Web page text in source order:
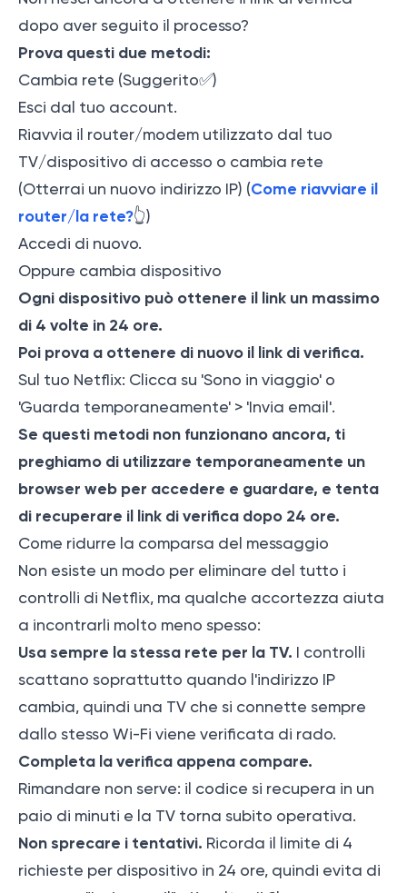
dopo aver seguito il processo?
Prova questi due metodi:
Cambia rete (Suggerito✅)
Esci dal tuo account.
Riavvia il router/modem utilizzato dal tuo
TV/dispositivo di accesso o cambia rete
(Otterrai un nuovo indirizzo IP) (Come riavviare il
router/la rete?👆)
Accedi di nuovo.
Oppure cambia dispositivo
Ogni dispositivo può ottenere il link un massimo
di 4 volte in 24 ore.
Poi prova a ottenere di nuovo il link di verifica.
Sul tuo Netflix: Clicca su 'Sono in viaggio' o
'Guarda temporaneamente' > 'Invia email'.
Se questi metodi non funzionano ancora, ti
preghiamo di utilizzare temporaneamente un
browser web per accedere e guardare, e tenta
di recuperare il link di verifica dopo 24 ore.
Come ridurre la comparsa del messaggio
Non esiste un modo per eliminare del tutto i
controlli di Netflix, ma qualche accortezza aiuta
a incontrarli molto meno spesso:
Usa sempre la stessa rete per la TV. I controlli
scattano soprattutto quando l'indirizzo IP
cambia, quindi una TV che si connette sempre
dallo stesso Wi-Fi viene verificata di rado.
Completa la verifica appena compare.
Rimandare non serve: il codice si recupera in un
paio di minuti e la TV torna subito operativa.
Non sprecare i tentativi. Ricorda il limite di 4
richieste per dispositivo in 24 ore, quindi evita di